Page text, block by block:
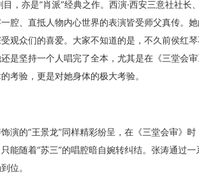
亦是“肖派”经典之作。西演·西安三意社社长
腔、直抵人物内心世界的表演皆受师父真传。
观众们的喜爱。大家不知道的是，不久前侯红
是坚持一个人唱完了全本，尤其是在《三堂会
考验，更是对她身体的极大考验。
的“王景龙”同样精彩纷呈，在《三堂会审》时
能随着“苏三”的唱腔暗自婉转纠结。张涛通过
位。